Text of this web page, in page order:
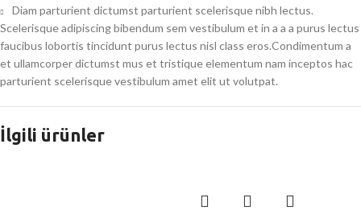
Diam parturient dictumst parturient scelerisque nibh lectus.
Scelerisque adipiscing bibendum sem vestibulum et in a a a purus lectus
faucibus lobortis tincidunt purus lectus nisl class eros.Condimentum a
et ullamcorper dictumst mus et tristique elementum nam inceptos hac
parturient scelerisque vestibulum amet elit ut volutpat.
İlgili ürünler